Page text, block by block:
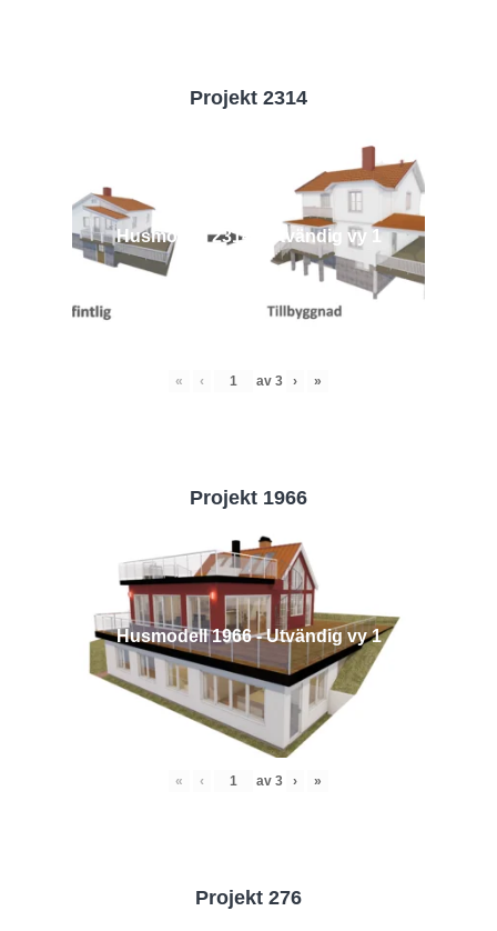
Projekt 2314
Husmodell 2314 - Utvändig vy 1
« ‹ av 3 › »
Projekt 1966
Husmodell 1966 - Utvändig vy 1
« ‹ av 3 › »
Projekt 276